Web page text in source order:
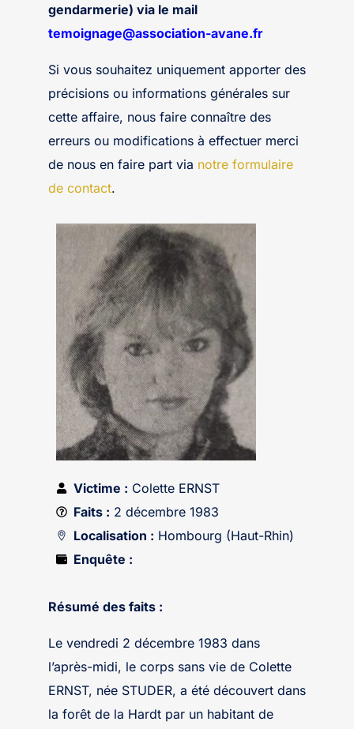
gendarmerie) via le mail
temoignage@association-avane.fr
Si vous souhaitez uniquement apporter des
précisions ou informations générales sur
cette affaire, nous faire connaître des
erreurs ou modifications à effectuer merci
de nous en faire part via notre formulaire
de contact.
Victime : Colette ERNST
Faits : 2 décembre 1983
Localisation : Hombourg (Haut-Rhin)
Enquête :
Résumé des faits :
Le vendredi 2 décembre 1983 dans
l’après-midi, le corps sans vie de Colette
ERNST, née STUDER, a été découvert dans
la forêt de la Hardt par un habitant de